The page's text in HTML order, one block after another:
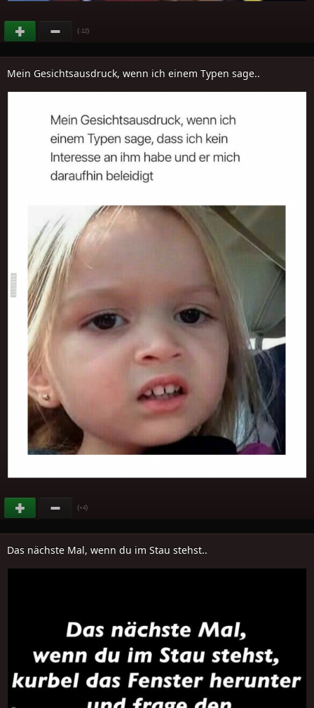
(-12)
Mein Gesichtsausdruck, wenn ich einem Typen sage..
(+4)
Das nächste Mal, wenn du im Stau stehst..